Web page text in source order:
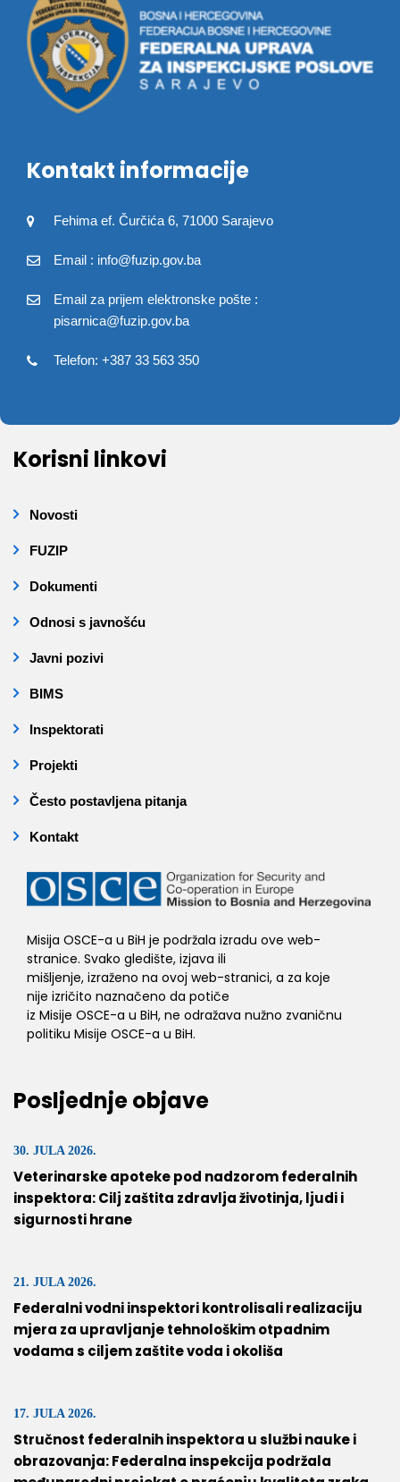
Kontakt informacije
Fehima ef. Čurčića 6, 71000 Sarajevo
Email : info@fuzip.gov.ba
Email za prijem elektronske pošte :
pisarnica@fuzip.gov.ba
Telefon: +387 33 563 350
Korisni linkovi
Novosti
FUZIP
Dokumenti
Odnosi s javnošću
Javni pozivi
BIMS
Inspektorati
Projekti
Često postavljena pitanja
Kontakt
Misija OSCE-a u BiH je podržala izradu ove web-
stranice. Svako gledište, izjava ili
mišljenje, izraženo na ovoj web-stranici, a za koje
nije izričito naznačeno da potiče
iz Misije OSCE-a u BiH, ne odražava nužno zvaničnu
politiku Misije OSCE-a u BiH.
Posljednje objave
30. JULA 2026.
Veterinarske apoteke pod nadzorom federalnih
inspektora: Cilj zaštita zdravlja životinja, ljudi i
sigurnosti hrane
21. JULA 2026.
Federalni vodni inspektori kontrolisali realizaciju
mjera za upravljanje tehnološkim otpadnim
vodama s ciljem zaštite voda i okoliša
17. JULA 2026.
Stručnost federalnih inspektora u službi nauke i
obrazovanja: Federalna inspekcija podržala